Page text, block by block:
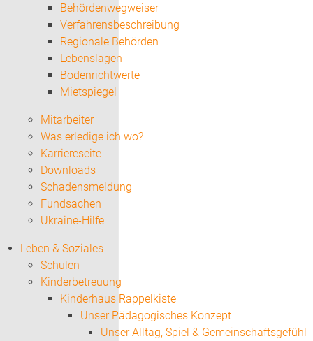
Behördenwegweiser
Verfahrensbeschreibung
Regionale Behörden
Lebenslagen
Bodenrichtwerte
Mietspiegel
Mitarbeiter
Was erledige ich wo?
Karriereseite
Downloads
Schadensmeldung
Fundsachen
Ukraine-Hilfe
Leben & Soziales
Schulen
Kinderbetreuung
Kinderhaus Rappelkiste
Unser Pädagogisches Konzept
Unser Alltag, Spiel & Gemeinschaftsgefühl